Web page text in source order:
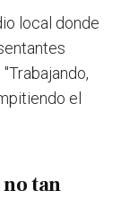
local donde
Trabajando,
el
tan